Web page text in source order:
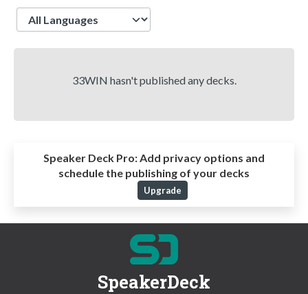
Language
33WIN hasn't published any decks.
Speaker Deck Pro: Add privacy options and
schedule the publishing of your decks
Upgrade
SpeakerDeck